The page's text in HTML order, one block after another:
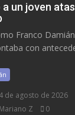
un joven
Franco Damián
con
4 de agosto de 2026
Mariano Z
0